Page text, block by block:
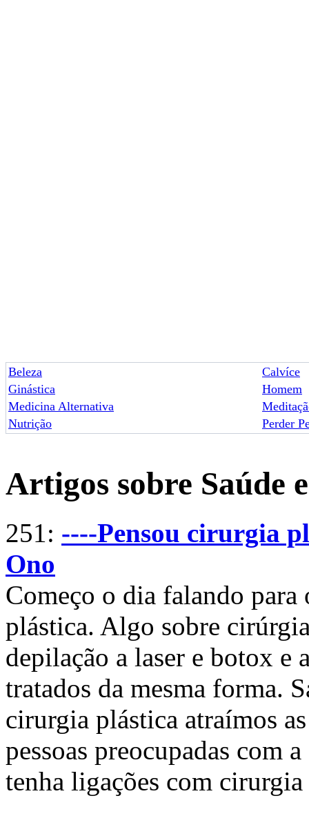
Beleza
Calvíce
Ginástica
Homem
Medicina Alternativa
Nutrição
Perder
Artigos sobre Saúde
251: ----Pensou cirurgia
Ono
Começo o dia falando para
plástica. Algo sobre
depilação a laser e botox e
tratados da mesma forma.
cirurgia plástica atraímos
pessoas preocupadas com
tenha ligações com